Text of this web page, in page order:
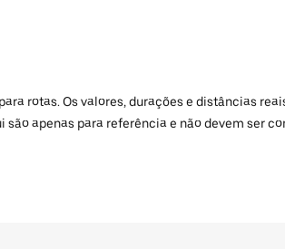
rotas. Os valores, durações e distâncias
apenas para referência e não devem ser